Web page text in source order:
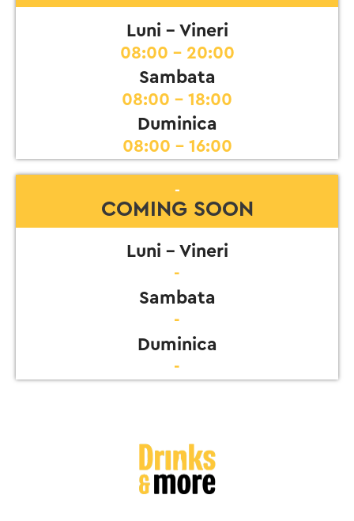
Luni - Vineri
08:00 - 20:00
Sambata
08:00 - 18:00
Duminica
08:00 - 16:00
-
COMING SOON
Luni - Vineri
-
Sambata
-
Duminica
-